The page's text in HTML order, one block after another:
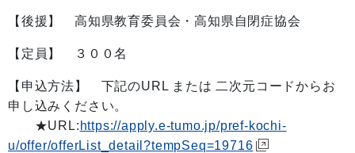
【後援】 高知県教育委員会・高知県自閉症協会
【定員】 ３００名
【申込方法】 下記のURL または 二次元コードからお
申し込みください。
★URL: https://apply.e-tumo.jp/pref-kochi-
u/offer/offerList_detail?tempSeq=19716